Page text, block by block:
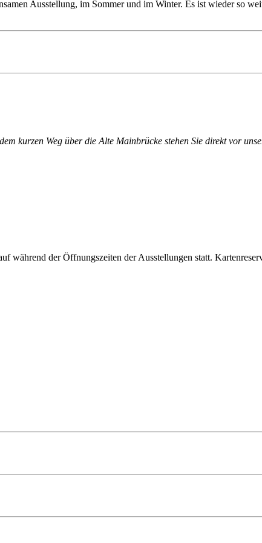
Ausstellung, im Sommer und im Winter. Es ist wieder so
kurzen Weg über die Alte Mainbrücke stehen Sie direkt vor
während der Öffnungszeiten der Ausstellungen statt.